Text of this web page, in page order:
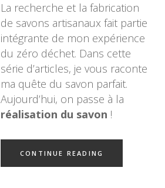
La recherche et la fabrication
de savons artisanaux fait partie
intégrante de mon expérience
du zéro déchet. Dans cette
série d’articles, je vous raconte
ma quête du savon parfait.
Aujourd’hui, on passe à la
réalisation du savon !
CONTINUE READING